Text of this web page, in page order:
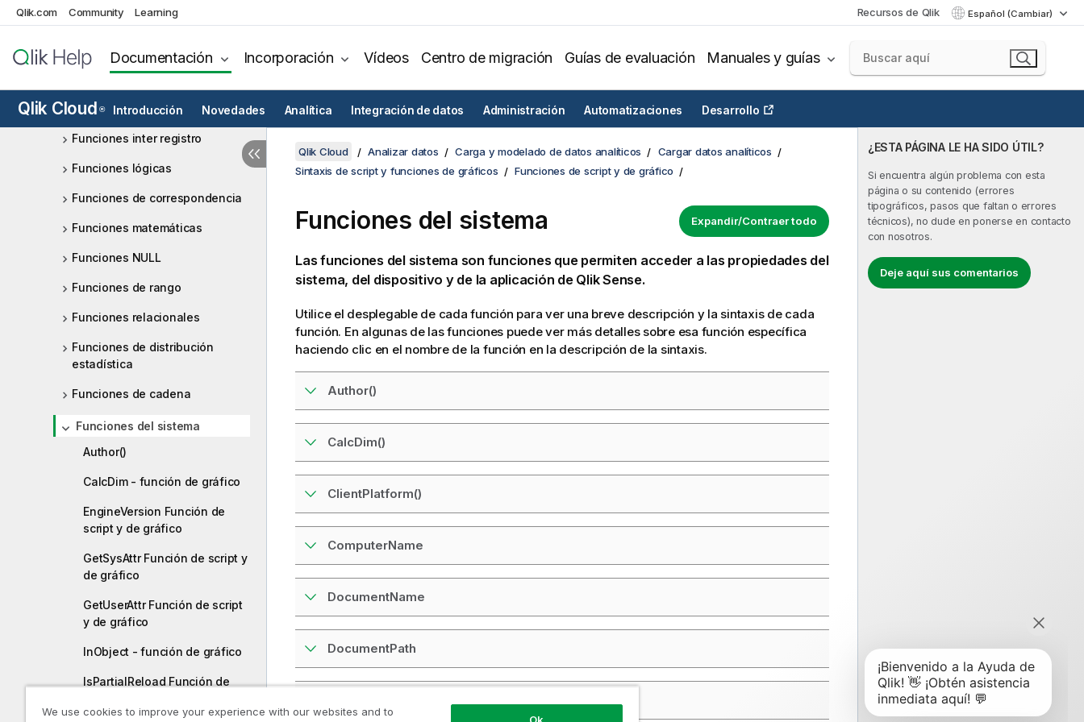
Qlik.com Community Learning Recursos de Qlik Español (Cambiar)
Documentación Incorporación Vídeos Centro de migración Guías de evaluación Manuales y guías
Qlik Cloud ® Introducción Novedades Analítica Integración de datos Administración Automatizaciones Desarrollo
Funciones de formato
Funciones numéricas generales
Funciones de interpretación
Funciones inter registro
Funciones lógicas
Funciones de correspondencia
Funciones matemáticas
Funciones NULL
Funciones de rango
Funciones relacionales
Funciones de distribución
estadística
Funciones de cadena
Funciones del sistema
Author()
CalcDim - función de gráfico
EngineVersion Función de
script y de gráfico
GetSysAttr Función de script y
de gráfico
GetUserAttr Función de script
y de gráfico
InObject - función de gráfico
IsPartialReload Función de
¿ESTA PÁGINA LE HA SIDO ÚTIL?
Si encuentra algún problema con esta
página o su contenido (errores
tipográficos, pasos que faltan o errores
técnicos), no dude en ponerse en contacto
con nosotros.
Deje aquí sus comentarios
Qlik Cloud Analizar datos Carga y modelado de datos analíticos
Cargar datos analíticos
Sintaxis de script y funciones de gráficos
Funciones de script y de gráfico
Expandir/Contraer todo
Funciones del sistema
Las funciones del sistema son funciones que permiten acceder a las propiedades del
sistema, del dispositivo y de la aplicación de Qlik Sense.
Utilice el desplegable de cada función para ver una breve descripción y la sintaxis de cada
función. En algunas de las funciones puede ver más detalles sobre esa función específica
haciendo clic en el nombre de la función en la descripción de la sintaxis.
Author()
CalcDim()
ClientPlatform()
ComputerName
DocumentName
DocumentPath
We use cookies to improve your experience with our websites and to